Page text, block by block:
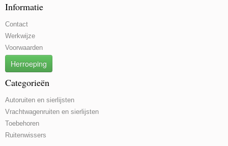
Informatie
Contact
Werkwijze
Voorwaarden
Herroeping
Categorieën
Autoruiten en sierlijsten
Vrachtwagenruiten en sierlijsten
Toebehoren
Ruitenwissers